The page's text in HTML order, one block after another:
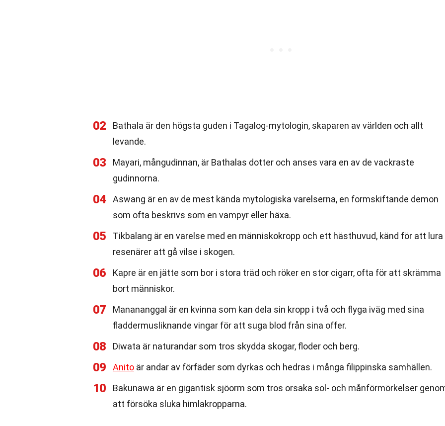
02
Bathala är den högsta guden i Tagalog-mytologin, skaparen av världen och allt
levande.
03
Mayari, mångudinnan, är Bathalas dotter och anses vara en av de vackraste
gudinnorna.
04
Aswang är en av de mest kända mytologiska varelserna, en formskiftande demon
som ofta beskrivs som en vampyr eller häxa.
05
Tikbalang är en varelse med en människokropp och ett hästhuvud, känd för att lura
resenärer att gå vilse i skogen.
06
Kapre är en jätte som bor i stora träd och röker en stor cigarr, ofta för att skrämma
bort människor.
07
Manananggal är en kvinna som kan dela sin kropp i två och flyga iväg med sina
fladdermusliknande vingar för att suga blod från sina offer.
08 Diwata är naturandar som tros skydda skogar, floder och berg.
09 Anito är andar av förfäder som dyrkas och hedras i många filippinska samhällen.
10
Bakunawa är en gigantisk sjöorm som tros orsaka sol- och månförmörkelser
att försöka sluka himlakropparna.